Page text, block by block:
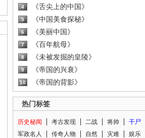
4 《舌尖上的中国》
5 《中国美食探秘》
6 《美丽中国》
7 《百年航母》
8 《未被发掘的皇陵》
9 《帝国的兴衰》
10 《帝国的背影》
热门标签
历史秘闻 考古发现 二战 将帅
干尸
军政名人
传奇人物 自然 灾难
娱乐